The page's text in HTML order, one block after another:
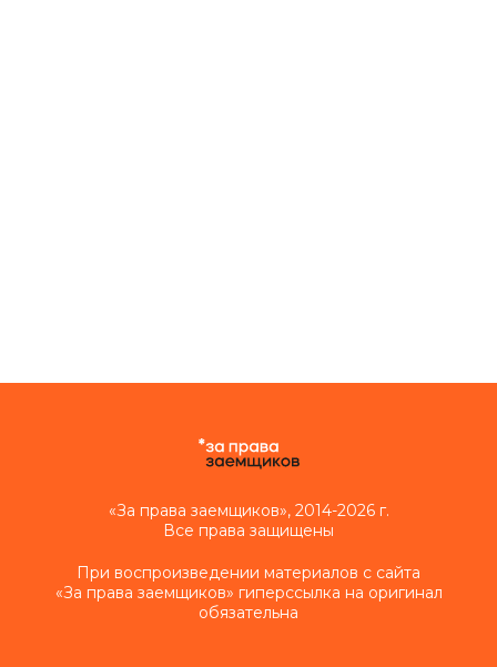
«За права заемщиков», 2014-2026 г.
Все права защищены
При воспроизведении материалов с сайта
«За права заемщиков» гиперссылка на оригинал
обязательна